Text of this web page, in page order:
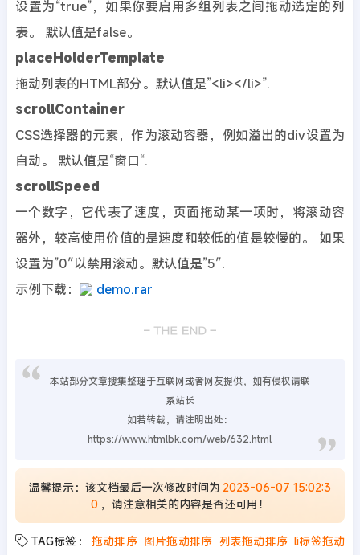
设置为“true”，如果你要启用多组列表之间拖动选定的列
表。 默认值是false。
placeHolderTemplate
拖动列表的HTML部分。默认值是”<li></li>”.
scrollContainer
CSS选择器的元素，作为滚动容器，例如溢出的div设置为
自动。 默认值是“窗口“.
scrollSpeed
一个数字，它代表了速度，页面拖动某一项时，将滚动容
器外，较高使用价值的是速度和较低的值是较慢的。 如果
设置为”0″以禁用滚动。默认值是”5″.
示例下载：
demo.rar
本站部分文章搜集整理于互联网或者网友提供，如有侵权请联
系站长
如若转载，请注明出处：
https://www.htmlbk.com/web/632.html
温馨提示：该文档最后一次修改时间为 2023-06-07 15:02:3
0 ，请注意相关的内容是否还可用！
TAG标签： 拖动排序 图片拖动排序 列表拖动排序 li标签拖动